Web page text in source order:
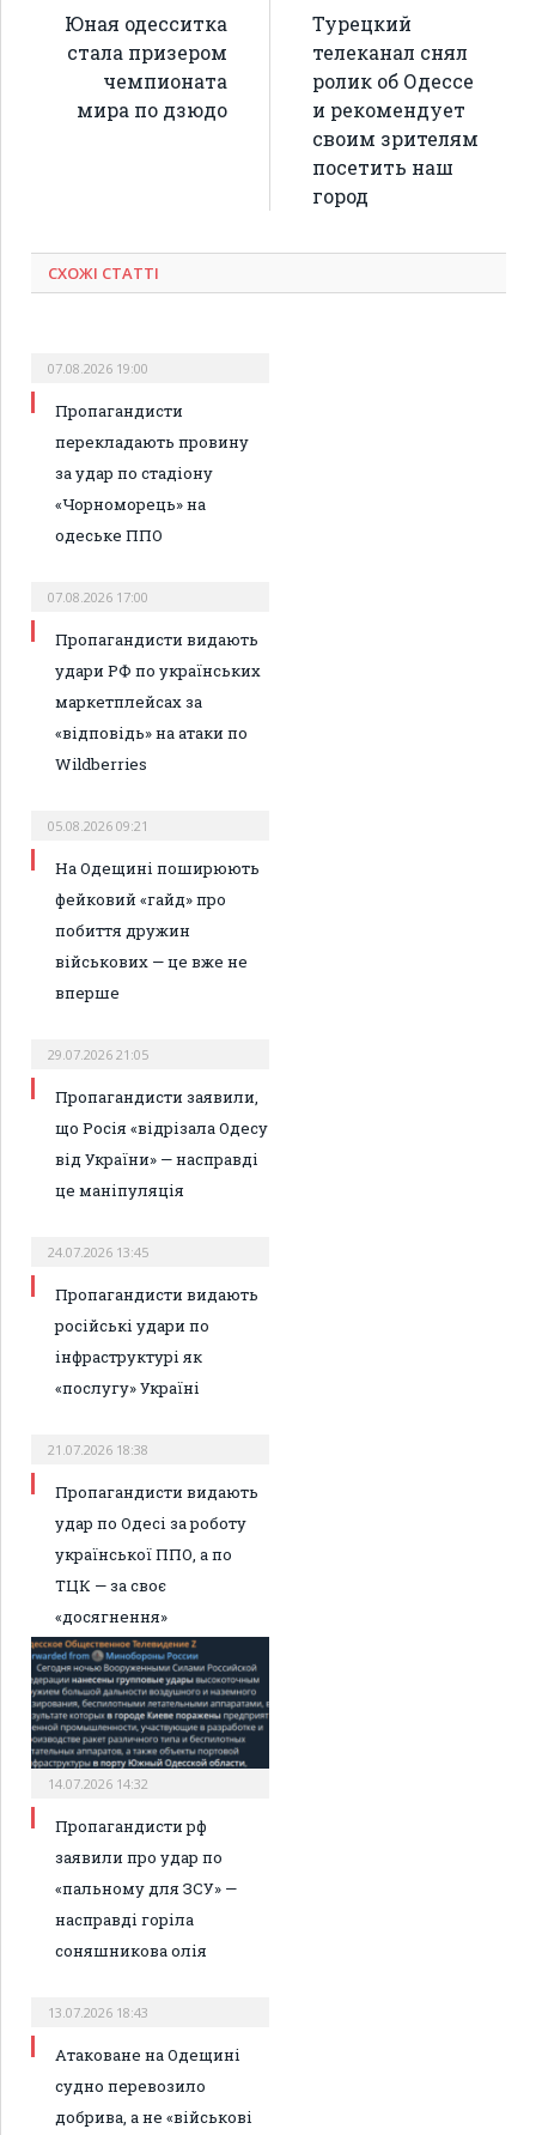
Юная одесситка
стала призером
чемпионата
мира по дзюдо
Турецкий
телеканал снял
ролик об Одессе
и рекомендует
своим зрителям
посетить наш
город
СХОЖІ СТАТТІ
07.08.2026 19:00
Пропагандисти
перекладають провину
за удар по стадіону
«Чорноморець» на
одеське ППО
07.08.2026 17:00
Пропагандисти видають
удари РФ по українських
маркетплейсах за
«відповідь» на атаки по
Wildberries
05.08.2026 09:21
На Одещині поширюють
фейковий «гайд» про
побиття дружин
військових — це вже не
вперше
29.07.2026 21:05
Пропагандисти заявили,
що Росія «відрізала Одесу
від України» — насправді
це маніпуляція
24.07.2026 13:45
Пропагандисти видають
російські удари по
інфраструктурі як
«послугу» Україні
21.07.2026 18:38
Пропагандисти видають
удар по Одесі за роботу
української ППО, а по
ТЦК — за своє
«досягнення»
14.07.2026 14:32
Пропагандисти рф
заявили про удар по
«пальному для ЗСУ» —
насправді горіла
соняшникова олія
13.07.2026 18:43
Атаковане на Одещині
судно перевозило
добрива, а не «військові